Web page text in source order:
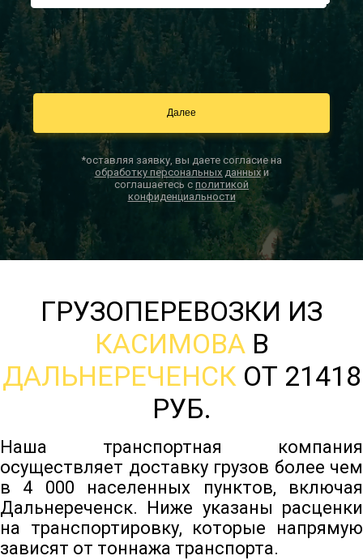
*оставляя заявку, вы даете согласие на
обработку персональных данныхи
соглашаетесь с политикой
конфиденциальности
ГРУЗОПЕРЕВОЗКИ ИЗ
КАСИМОВАВ
ДАЛЬНЕРЕЧЕНСКОТ 21418
РУБ.
Наша транспортная компания
осуществляет доставку грузов более чем
в 4 000 населенных пунктов, включая
Дальнереченск. Ниже указаны расценки
на транспортировку, которые напрямую
зависят от тоннажа транспорта.